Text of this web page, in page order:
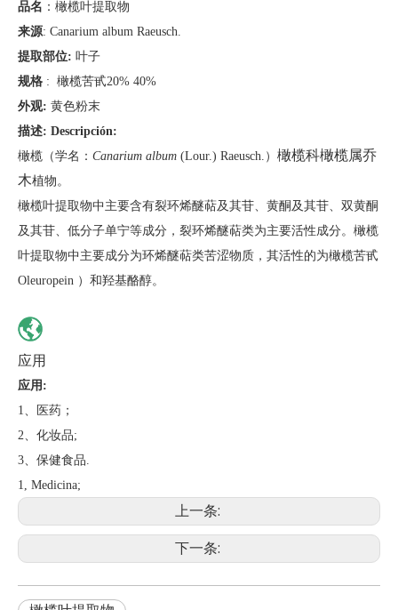
品名 ：橄榄叶提取物
来源: Canarium album Raeusch.
提取部位: 叶子
规格 : 橄榄苦甙20% 40%
外观: 黄色粉末
描述: Descripción:
橄榄 （学名 ： Canarium album (Lour.) Raeusch.） 橄榄科橄榄属乔
木植物。
橄榄叶提取物中主要含有裂环烯醚萜及其苷、黄酮及其苷、双黄酮
及其苷、低分子单宁等成分，裂环烯醚萜类为主要活性成分。橄榄
叶提取物中主要成分为环烯醚萜类苦涩物质，其活性的为橄榄苦甙
Oleuropein ）和羟基酪醇。
应用
应用 :
1、医药；
2、化妆品;
3、保健食品.
1, Medicina;
上一条:
下一条: